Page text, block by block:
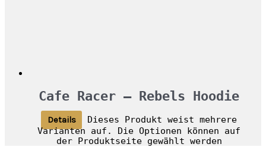
Cafe Racer – Rebels Hoodie
Details
Dieses Produkt weist mehrere
Varianten auf. Die Optionen können auf
der Produktseite gewählt werden